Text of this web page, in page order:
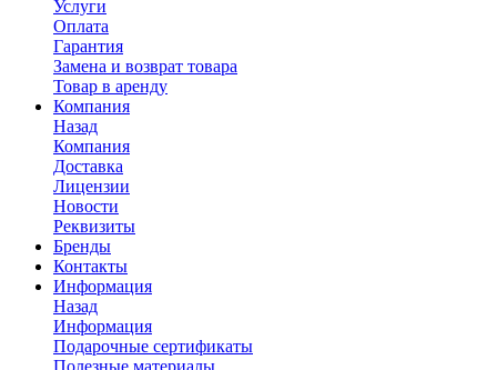
Услуги
Оплата
Гарантия
Замена и возврат товара
Товар в аренду
Компания
Назад
Компания
Доставка
Лицензии
Новости
Реквизиты
Бренды
Контакты
Информация
Назад
Информация
Подарочные сертификаты
Полезные материалы